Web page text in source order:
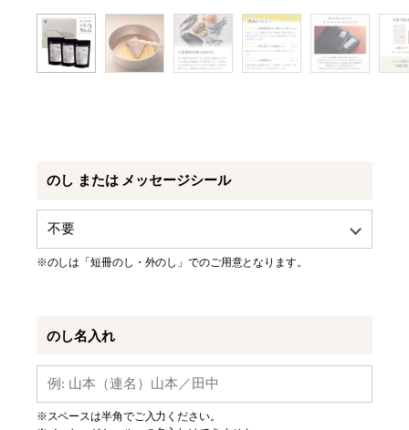
のし または メッセージシール
※のしは「短冊のし・外のし」でのご用意となります。
のし名入れ
※スペースは半角でご入力ください。